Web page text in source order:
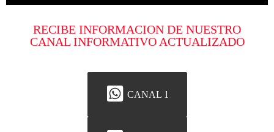
RECIBE INFORMACION DE NUESTRO
CANAL INFORMATIVO ACTUALIZADO
CANAL 1